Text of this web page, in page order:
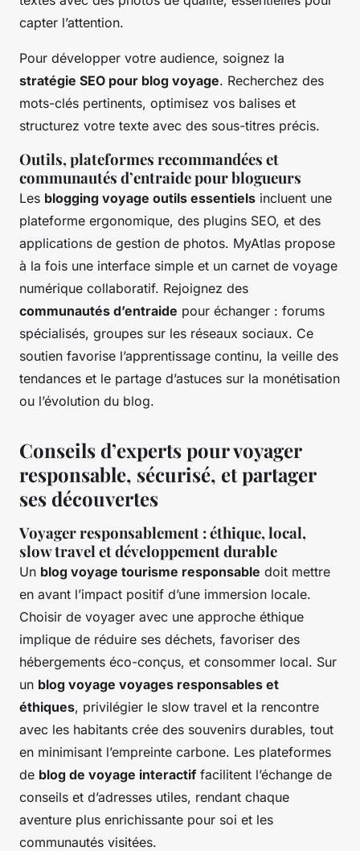
capter l’attention.
Pour développer votre audience, soignez la
stratégie SEO pour blog voyage. Recherchez des
mots-clés pertinents, optimisez vos balises et
structurez votre texte avec des sous-titres précis.
Outils, plateformes recommandées et
communautés d’entraide pour blogueurs
Les blogging voyage outils essentiels incluent une
plateforme ergonomique, des plugins SEO, et des
applications de gestion de photos. MyAtlas propose
à la fois une interface simple et un carnet de voyage
numérique collaboratif. Rejoignez des
communautés d’entraide pour échanger : forums
spécialisés, groupes sur les réseaux sociaux. Ce
soutien favorise l’apprentissage continu, la veille des
tendances et le partage d’astuces sur la monétisation
ou l’évolution du blog.
Conseils d’experts pour voyager
responsable, sécurisé, et partager
ses découvertes
Voyager responsablement : éthique, local,
slow travel et développement durable
Un blog voyage tourisme responsable doit mettre
en avant l’impact positif d’une immersion locale.
Choisir de voyager avec une approche éthique
implique de réduire ses déchets, favoriser des
hébergements éco-conçus, et consommer local. Sur
un blog voyage voyages responsables et
éthiques, privilégier le slow travel et la rencontre
avec les habitants crée des souvenirs durables, tout
en minimisant l’empreinte carbone. Les plateformes
de blog de voyage interactif facilitent l’échange de
conseils et d’adresses utiles, rendant chaque
aventure plus enrichissante pour soi et les
communautés visitées.